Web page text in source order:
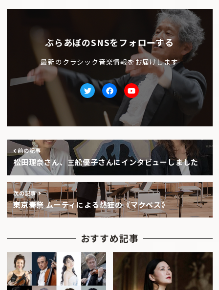
ぶらあぼのSNSをフォローする
最新のクラシック音楽情報をお届けします
TwitterfacebookYoutube
前の記事
松田理奈さん、三舩優子さんにインタビューしました
次の記事
東京春祭 ムーティによる熱狂の《マクベス》
おすすめ記事